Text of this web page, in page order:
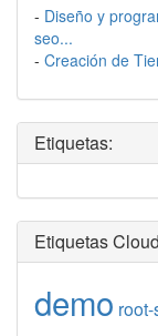
- Diseño y
seo...
- Creación de
Etiquetas:
Etiquetas Cloud
demo